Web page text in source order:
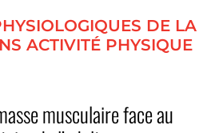
DE LA
ACTIVITÉ PHYSIQUE
musculaire face au